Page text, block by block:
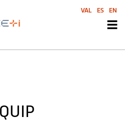
VAL ES EN